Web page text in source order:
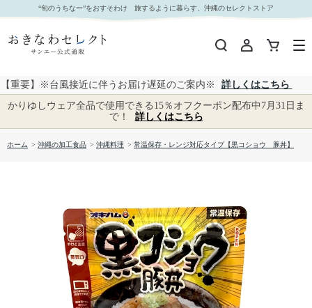
常温保存・レンジ対応タイプ【黒コショウ 豚丼】｜おきなわセレクト サンエー公式通販
“旬のうちなー”をおすそわけ 旅するように暮らす、沖縄のセレクトストア
【重要】※台風接近に伴うお届け遅延のご案内※
詳しくはこちら
かりゆしウェア全品で使用できる15％オフクーポン配布中7月31日ま
で！
詳しくはこちら
ホーム > 沖縄の加工食品 > 沖縄料理 > 常温保存・レンジ対応タイプ【黒コショウ 豚丼】